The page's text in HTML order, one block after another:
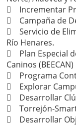
 Incrementar
 Campaña de
 Servicio de
Río Henares.
 Plan Especial
Caninos (BEECAN)
 Programa
 Explorar
 Desarrollar
 Torrejón-Smart
 Desarrollar